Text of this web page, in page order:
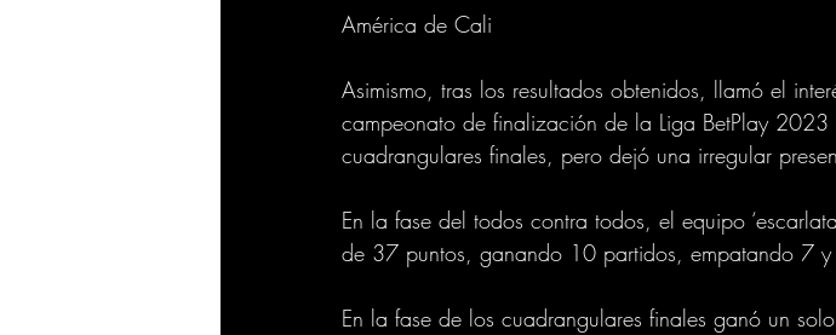
América de Cali
Asimismo, tras los resultados obtenidos, llamó el
campeonato de finalización de la Liga BetPlay
cuadrangulares finales, pero dejó una irregular
En la fase del todos contra todos, el equipo
de 37 puntos, ganando 10 partidos, empatando 7 y
En la fase de los cuadrangulares finales ganó un